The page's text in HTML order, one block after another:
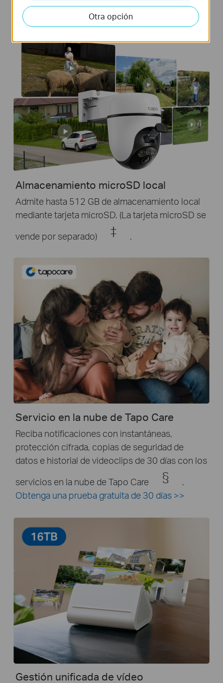
imágenes de su cámara.
Almacenamiento microSD local
Admite hasta 512 GB de almacenamiento local
mediante tarjeta microSD. (La tarjeta microSD se
vende por separado)
‡
Servicio en la nube de Tapo Care
Reciba notificaciones con instantáneas,
protección cifrada, copias de seguridad de
datos e historial de videoclips de 30 días con los
servicios en la nube de Tapo Care
§
Obtenga una prueba gratuita de 30 días >>
Gestión unificada de vídeo
Otra opción